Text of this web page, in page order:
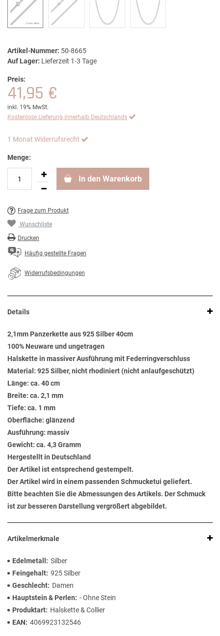
Artikel-Nummer: 50-8665
Auf Lager: Lieferzeit 1-3 Tage
Preis:
41,95 €
inkl. 19% MwSt.
Kostenlose Lieferung innerhalb Deutschlands
1 Monat Widerrufsrecht
Menge:
In den Warenkorb
Frage zum Produkt
Wunschliste
Drucken
Häufig gestellte Fragen
Widerrufsbedingungen
Details
2,1mm Panzerkette aus 925 Silber 40cm
100% Neuware und ungetragen
Halskette in massiver Ausführung mit Federringverschluss
Material: 925 Silber, nicht rhodiniert (nicht anlaufgeschützt)
Länge: ca. 40 cm
Breite: ca. 2,1 mm
Tiefe: ca. 1 mm
Oberfläche: glänzend
Ausführung: massiv
Gewicht: ca. 4,3 Gramm
Hergestellt in Deutschland
Der Artikel ist entsprechend gestempelt.
Der Artikel wird in einem passenden Schmucketui geliefert.
Bitte beachten Sie die Abmessungen des Artikels. Der Schmuck
ist zur besseren Darstellung vergrößert abgebildet.
Artikelmerkmale
Edelmetall
Silber
Feingehalt 925 Silber
Geschlecht
Damen
Hauptstein & Perlen
- Ohne Stein
Produktart
Halskette & Collier
EAN
4069923132546